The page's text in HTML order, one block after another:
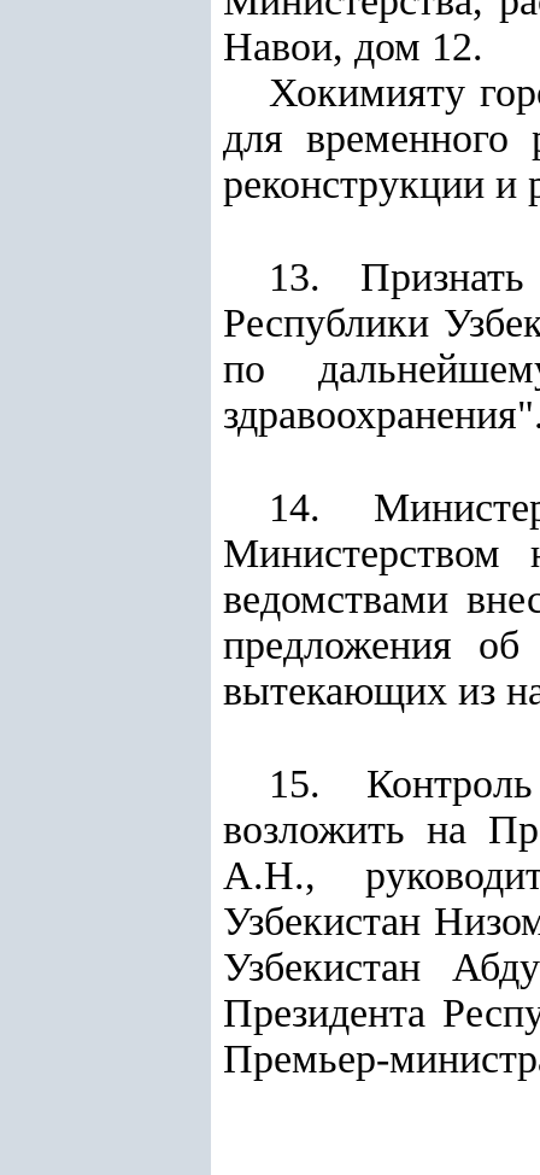
Навои, дом 12.
Хокимияту
для временного
реконструкции и
13.
Республики
по
14.
Министерством
ведомствами
предложения об
вытекающих из
15.
возложить на
А.Н.,
Узбекистан
Узбекистан
Президента
Премьер-